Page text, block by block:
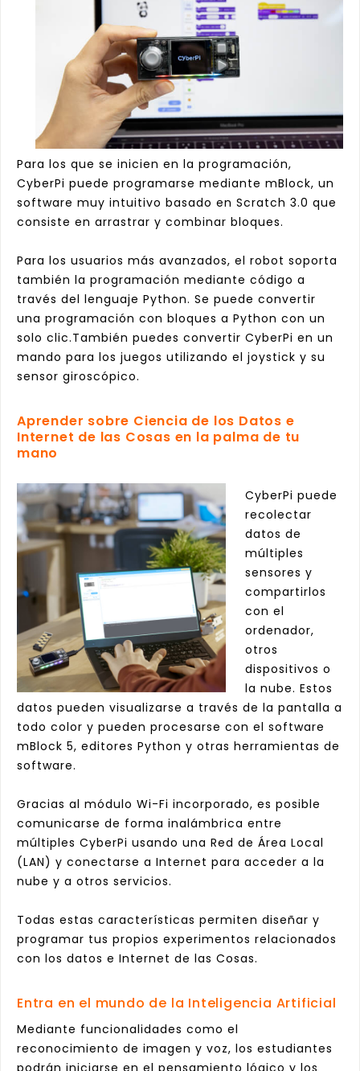
Para los que se inicien en la programación,
CyberPi puede programarse mediante mBlock, un
software muy intuitivo basado en Scratch 3.0 que
consiste en arrastrar y combinar bloques.
Para los usuarios más avanzados, el robot soporta
también la programación mediante código a
través del lenguaje Python. Se puede convertir
una programación con bloques a Python con un
solo clic.También puedes convertir CyberPi en un
mando para los juegos utilizando el joystick y su
sensor giroscópico.
Aprender sobre Ciencia de los Datos e
Internet de las Cosas en la palma de tu
mano
CyberPi puede
recolectar
datos de
múltiples
sensores y
compartirlos
con el
ordenador,
otros
dispositivos o
la nube. Estos
datos pueden visualizarse a través de la pantalla a
todo color y pueden procesarse con el software
mBlock 5, editores Python y otras herramientas de
software.
Gracias al módulo Wi-Fi incorporado, es posible
comunicarse de forma inalámbrica entre
múltiples CyberPi usando una Red de Área Local
(LAN) y conectarse a Internet para acceder a la
nube y a otros servicios.
Todas estas características permiten diseñar y
programar tus propios experimentos relacionados
con los datos e Internet de las Cosas.
Entra en el mundo de la Inteligencia Artificial
Mediante funcionalidades como el
reconocimiento de imagen y voz, los estudiantes